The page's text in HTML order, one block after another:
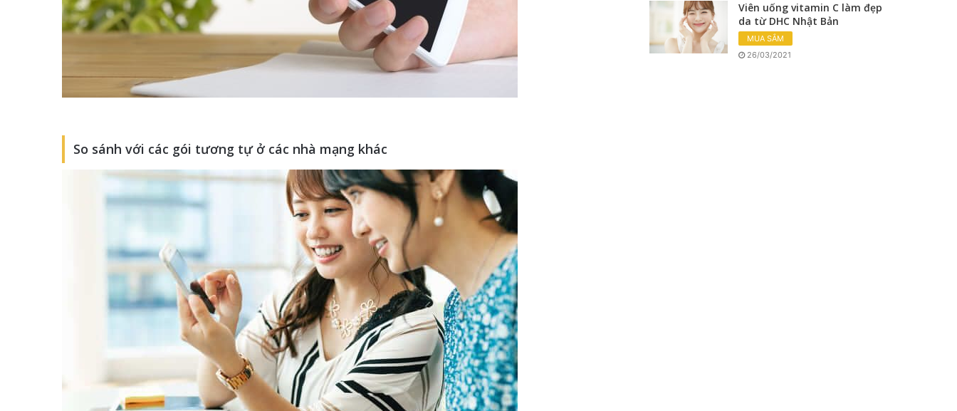
So sánh với các gói tương tự ở các nhà mạng khác
Viên uống vitamin C làm đẹp
da từ DHC Nhật Bản
MUA SẮM
26/03/2021